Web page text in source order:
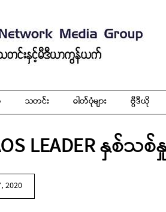
သတင်း ဓါတ်ပုံများ ဗွီဒီယို
LEADER နှ
2020